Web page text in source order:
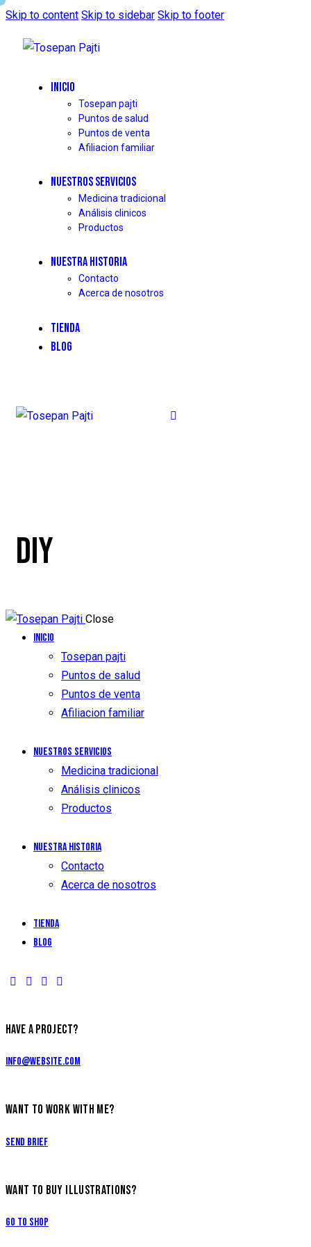
Skip to content Skip to sidebar Skip to footer
INICIO
Tosepan pajti
Puntos de salud
Puntos de venta
Afiliacion familiar
NUESTROS SERVICIOS
Medicina tradicional
Análisis clinicos
Productos
NUESTRA HISTORIA
Contacto
Acerca de nosotros
TIENDA
BLOG
DIY
Close
Inicio
Tosepan pajti
Puntos de salud
Puntos de venta
Afiliacion familiar
Nuestros Servicios
Medicina tradicional
Análisis clinicos
Productos
Nuestra historia
Contacto
Acerca de nosotros
Tienda
Blog
HAVE A PROJECT?
info@website.com
WANT TO WORK WITH ME?
Send Brief
WANT TO BUY ILLUSTRATIONS?
Go to Shop